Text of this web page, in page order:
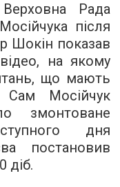
Рада
після
Шокін показав
на якому
що мають
Сам Мосійчук
змонтоване
дня
постановив
діб.